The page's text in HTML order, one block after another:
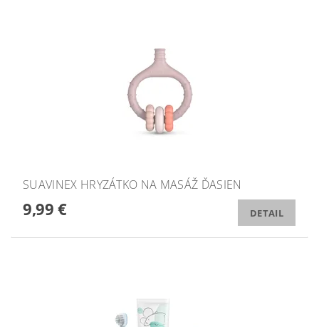
SUAVINEX HRYZÁTKO NA MASÁŽ ĎASIEN
9,99 € DETAIL